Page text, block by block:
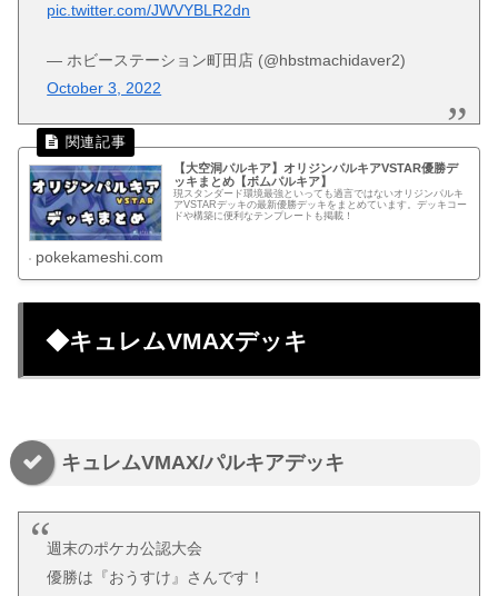
pic.twitter.com/JWVYBLR2dn
— ホビーステーション町田店 (@hbstmachidaver2)
October 3, 2022
【大空洞パルキア】オリジンパルキアVSTAR優勝デ
ッキまとめ【ボムパルキア】
現スタンダード環境最強といっても過言ではないオリジンパルキ
アVSTARデッキの最新優勝デッキをまとめています。デッキコー
ドや構築に便利なテンプレートも掲載！
pokekameshi.com
◆キュレムVMAXデッキ
キュレムVMAX/パルキアデッキ
週末のポケカ公認大会
優勝は『おうすけ』さんです！